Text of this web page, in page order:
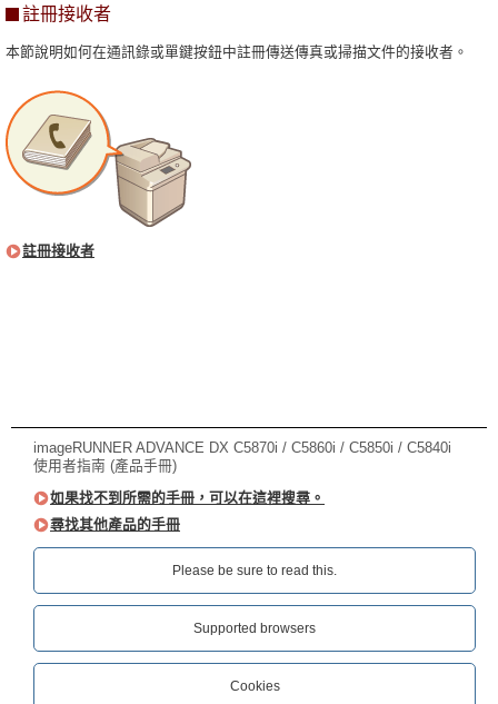
註冊接收者
本節說明如何在通訊錄或單鍵按鈕中註冊傳送傳真或掃描文件的接收者。
註冊接收者
imageRUNNER ADVANCE DX C5870i / C5860i / C5850i / C5840i
使用者指南 (產品手冊)
如果找不到所需的手冊，可以在這裡搜尋。
尋找其他產品的手冊
Please be sure to read this.‎
Supported browsers
Cookies